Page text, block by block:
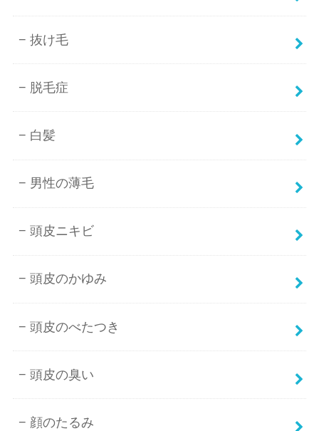
抜け毛
脱毛症
白髪
男性の薄毛
頭皮ニキビ
頭皮のかゆみ
頭皮のべたつき
頭皮の臭い
顔のたるみ